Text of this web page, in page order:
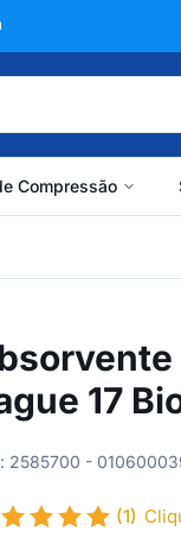
Compressão
17
2585700 -
(1)